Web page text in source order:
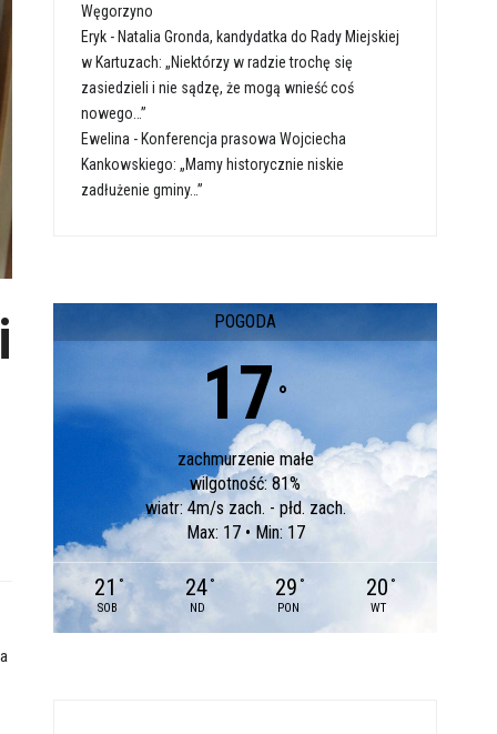
Węgorzyno
Eryk - Natalia Gronda, kandydatka do Rady Miejskiej
w Kartuzach: „Niektórzy w radzie trochę się
zasiedzieli i nie sądzę, że mogą wnieść coś
nowego…”
Ewelina - Konferencja prasowa Wojciecha
Kankowskiego: „Mamy historycznie niskie
zadłużenie gminy…”
POGODA
17 °
zachmurzenie małe
wilgotność: 81%
wiatr: 4m/s zach. - płd. zach.
Max: 17 • Min: 17
21 °
SOB
24 °
ND
29 °
PON
20 °
WT